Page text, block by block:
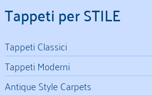
Tappeti per STILE
Tappeti Classici
Tappeti Moderni
Antique Style Carpets